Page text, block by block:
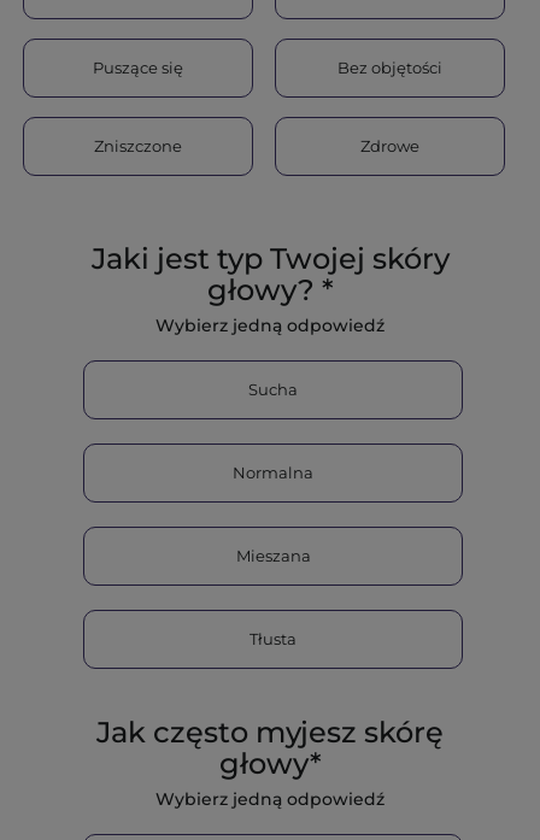
Puszące się Bez objętości
Zniszczone Zdrowe
Jaki jest typ Twojej skóry
głowy? *
Wybierz jedną odpowiedź
Sucha
Normalna
Mieszana
Tłusta
Jak często myjesz skórę
głowy*
Wybierz jedną odpowiedź